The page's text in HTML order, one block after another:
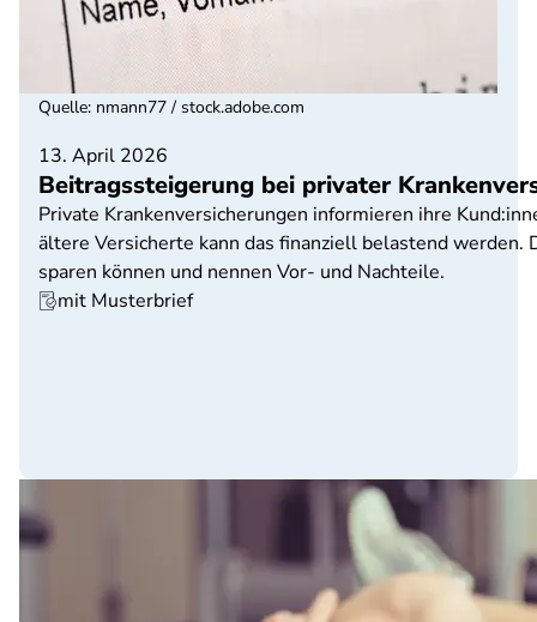
13. April 2026
Beitragssteigerung bei privater
Private Krankenversicherungen informieren ihre
ältere Versicherte kann das finanziell belastend
sparen können und nennen Vor- und Nachteile.
mit Musterbrief
Quelle: nmann77 / stock.adobe.com